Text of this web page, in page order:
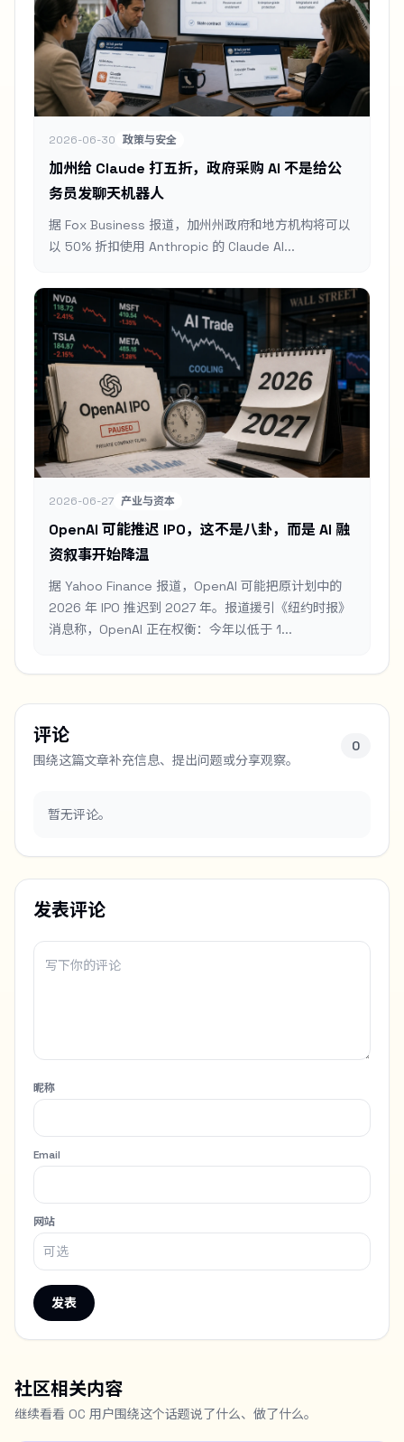
2026-06-30 政策与安全
加州给 Claude 打五折，政府采购 AI 不是给公
务员发聊天机器人
据 Fox Business 报道，加州州政府和地方机构将可以
以 50% 折扣使用 Anthropic 的 Claude AI...
2026-06-27 产业与资本
OpenAI 可能推迟 IPO，这不是八卦，而是 AI 融
资叙事开始降温
据 Yahoo Finance 报道，OpenAI 可能把原计划中的
2026 年 IPO 推迟到 2027 年。报道援引《纽约时报》
消息称，OpenAI 正在权衡：今年以低于 1...
评论
围绕这篇文章补充信息、提出问题或分享观察。
0
暂无评论。
发表评论
昵称
Email
网站
发表
社区相关内容
继续看看 OC 用户围绕这个话题说了什么、做了什么。